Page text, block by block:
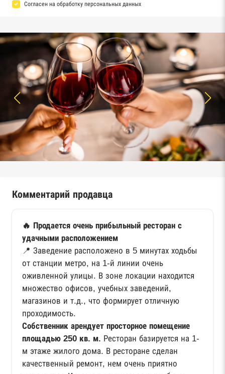
Согласен на обработку персональных данных
Комментарий продавца
🔥 Продается очень прибыльный ресторан с
удачными расположением
📍 Заведение расположено в 5 минутах ходьбы
от станции метро, на 1-й линии очень
оживленной улицы. В зоне локации находится
множество офисов, учебных заведений,
магазинов и т.д., что формирует отличную
проходимость.
Собственник арендует просторное помещение
площадью 250 кв. м. Ресторан базируется на 1-
м этаже жилого дома. В ресторане сделан
качественный ремонт, нем очень приятно